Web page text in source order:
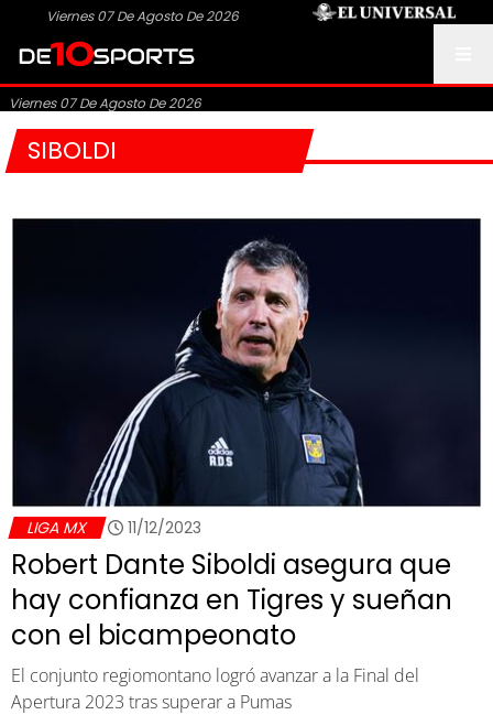
Viernes 07 De Agosto De 2026
Viernes 07 De Agosto De 2026
SIBOLDI
LIGA MX 11/12/2023
Robert Dante Siboldi asegura que
hay confianza en Tigres y sueñan
con el bicampeonato
El conjunto regiomontano logró avanzar a la Final del
Apertura 2023 tras superar a Pumas